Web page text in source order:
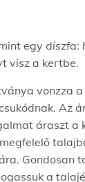
egy díszfa:
visz a kertbe.
vonzza
Az
áraszt a
Gondosan
a